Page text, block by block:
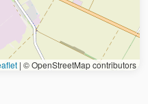
| © OpenStreetMap contributors